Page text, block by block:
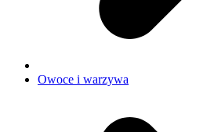
Owoce i warzywa